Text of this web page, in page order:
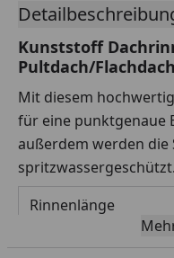
Kunststoff
Pultdach/
Mit diesem
für eine punktgenaue
außerdem werden die
spritzwassergeschützt.
Rinnenlänge